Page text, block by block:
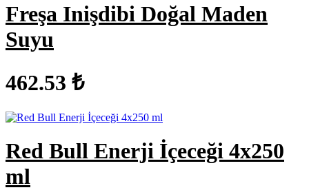
Freşa Inişdibi Doğal Maden
Suyu
462.53 ₺
Red Bull Enerji İçeceği 4x250
ml